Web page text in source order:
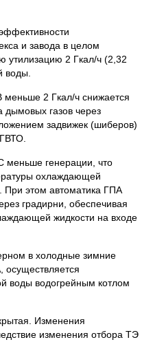
и завода в целом
утилизацию 2 Гкал/ч (2,32
воды.
2 Гкал/ч снижается
дымовых газов через
задвижек (шиберов)
меньше генерации, что
охлаждающей
При этом автоматика ГПА
градирни, обеспечивая
жидкости на входе
в холодные зимние
осуществляется
воды водогрейным котлом
Изменения
изменения отбора ТЭ